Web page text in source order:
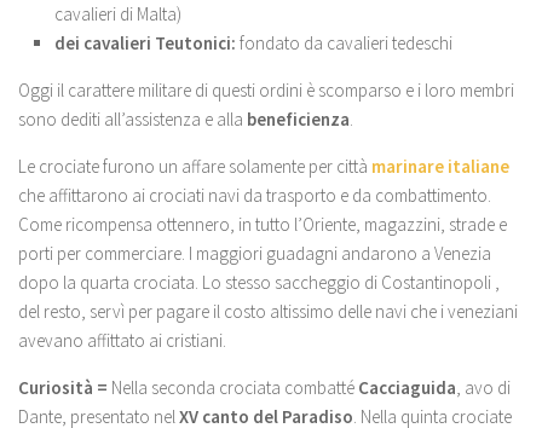
cavalieri di Malta)
dei cavalieri Teutonici: fondato da cavalieri tedeschi
Oggi il carattere militare di questi ordini è scomparso e i loro membri
sono dediti all’assistenza e alla beneficienza
Le crociate furono un affare solamente per città marinare italiane
che affittarono ai crociati navi da trasporto e da combattimento.
Come ricompensa ottennero, in tutto l’Oriente, magazzini, strade e
porti per commerciare. I maggiori guadagni andarono a Venezia
dopo la quarta crociata. Lo stesso saccheggio di Costantinopoli ,
del resto, servì per pagare il costo altissimo delle navi che i veneziani
avevano affittato ai cristiani.
Curiosità = Nella seconda crociata combatté Cacciaguida , avo di
Dante, presentato nel XV canto del Paradiso . Nella quinta crociate